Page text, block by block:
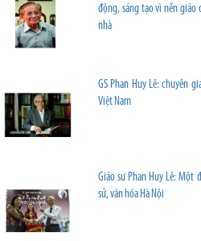
động, sáng tạo vì nền giáo
nhà
GS Phan Huy Lê: chuyên
Việt Nam
Giáo sư Phan Huy Lê:
sử, văn hóa Hà Nội